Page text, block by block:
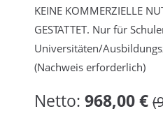
KEINE KOMMERZIELLE
GESTATTET. Nur für
Universitäten/
(Nachweis erforderlich)
Netto:968,00 €